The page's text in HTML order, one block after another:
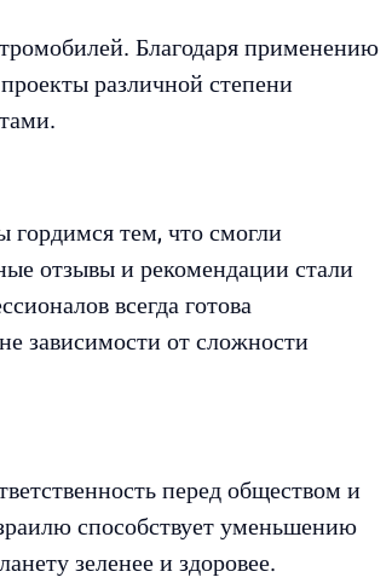
Благодаря применению
различной степени
тем, что смогли
отзывы и рекомендации стали
всегда готова
зависимости от сложности
перед обществом и
способствует уменьшению
зеленее и здоровее.